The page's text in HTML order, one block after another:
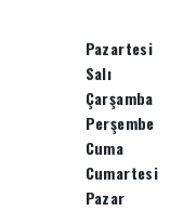
Pazartesi
Salı
Çarşamba
Perşembe
Cuma
Cumartesi
Pazar